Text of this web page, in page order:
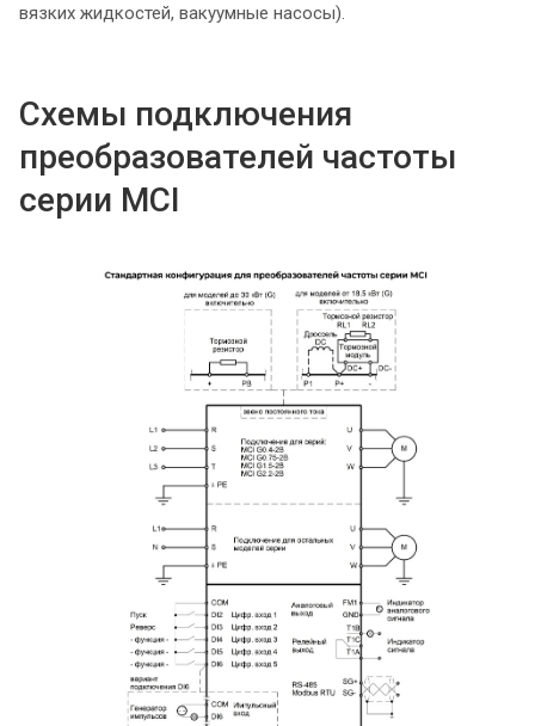
вязких жидкостей, вакуумные насосы).
Схемы подключения
преобразователей частоты
серии MCI